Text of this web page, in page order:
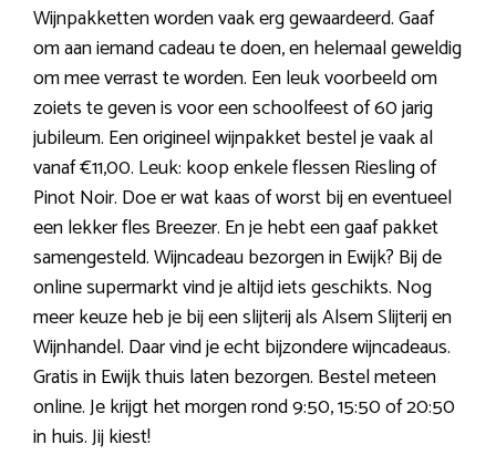
Wijnpakketten worden vaak erg gewaardeerd. Gaaf
om aan iemand cadeau te doen, en helemaal geweldig
om mee verrast te worden. Een leuk voorbeeld om
zoiets te geven is voor een schoolfeest of 60 jarig
jubileum. Een origineel wijnpakket bestel je vaak al
vanaf €11,00. Leuk: koop enkele flessen Riesling of
Pinot Noir. Doe er wat kaas of worst bij en eventueel
een lekker fles Breezer. En je hebt een gaaf pakket
samengesteld. Wijncadeau bezorgen in Ewijk? Bij de
online supermarkt vind je altijd iets geschikts. Nog
meer keuze heb je bij een slijterij als Alsem Slijterij en
Wijnhandel. Daar vind je echt bijzondere wijncadeaus.
Gratis in Ewijk thuis laten bezorgen. Bestel meteen
online. Je krijgt het morgen rond 9:50, 15:50 of 20:50
in huis. Jij kiest!